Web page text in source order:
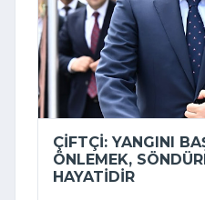
ÇIFTÇI: YANGINI
ÖNLEMEK,
HAYATIDIR